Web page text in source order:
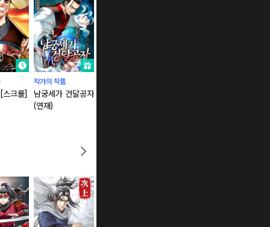
스크롤]
작가의 작품
남궁세가 건달공자
(연재)